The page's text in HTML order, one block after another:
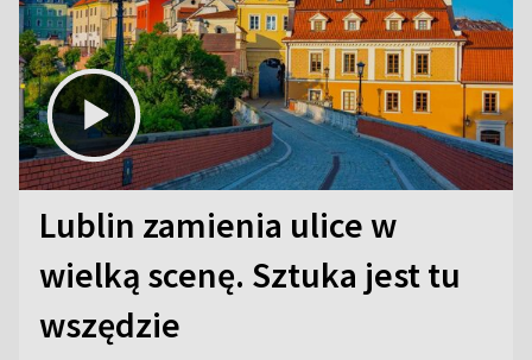
Lublin zamienia ulice w
wielką scenę. Sztuka jest tu
wszędzie